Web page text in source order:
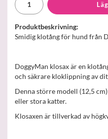
Produktbeskrivning:
Smidig klotång för hund från
DoggyMan klosax är en
och säkrare kloklippning av
Denna större modell (12,5
eller stora katter.
Klosaxen är tillverkad av